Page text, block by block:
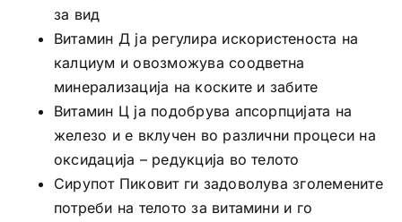
за вид
Витамин Д ја регулира искористеноста на
калциум и овозможува соодветна
минерализација на коските и забите
Витамин Ц ја подобрува апсорпцијата на
железо и е вклучен во различни процеси на
оксидација – редукција во телото
Сирупот Пиковит ги задоволува зголемените
потреби на телото за витамини и го